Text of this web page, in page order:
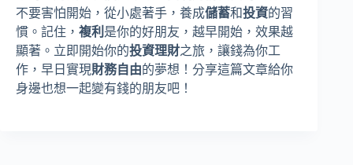
不要害怕開始，從小處著手，養成儲蓄和投資的習
慣。記住， 複利 是你的好朋友，越早開始，效果越
顯著。立即開始你的投資理財之旅，讓錢為你工
作，早日實現財務自由的夢想！分享這篇文章給你
身邊也想一起變有錢的朋友吧！